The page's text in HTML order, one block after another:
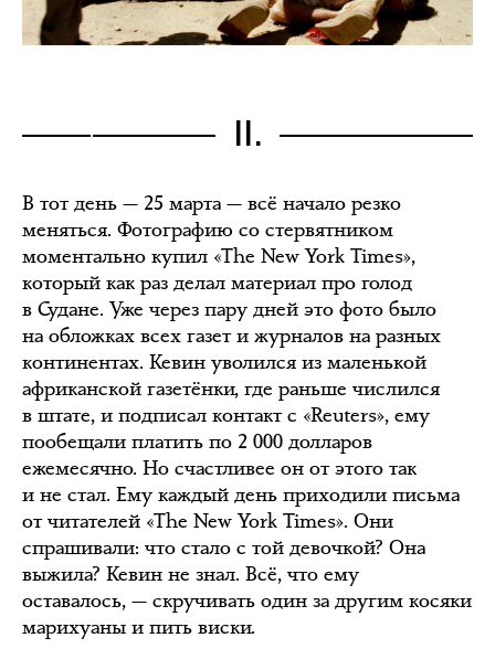
II.
В тот день — 25 марта — всё начало резко
меняться. Фотографию со стервятником
моментально купил «The New York Times»,
который как раз делал материал про голод
в Судане. Уже через пару дней это фото было
на обложках всех газет и журналов на разных
континентах. Кевин уволился из маленькой
африканской газетёнки, где раньше числился
в штате, и подписал контакт с «Reuters», ему
пообещали платить по 2 000 долларов
ежемесячно. Но счастливее он от этого так
и не стал. Ему каждый день приходили письма
от читателей «The New York Times». Они
спрашивали: что стало с той девочкой? Она
выжила? Кевин не знал. Всё, что ему
оставалось, — скручивать один за другим косяки
марихуаны и пить виски.